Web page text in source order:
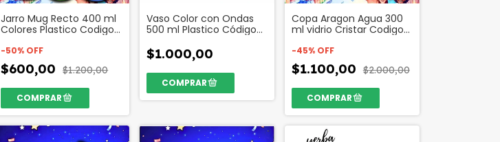
Jarro Mug Recto 400 ml
Colores Plastico Codigo
-50% OFF
$600,00 $1.200,00
Vaso Color con Ondas
500 ml Plastico Código
$1.000,00
Copa Aragon Agua 300
ml vidrio Cristar Codigo
-45% OFF
$1.100,00 $2.000,00